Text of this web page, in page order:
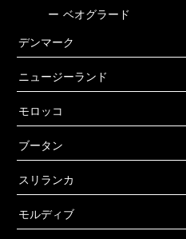
ー ベオグラード
デンマーク
ニュージーランド
モロッコ
ブータン
スリランカ
モルディブ